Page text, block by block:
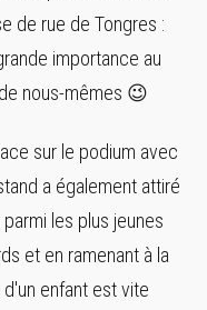
de rue de Tongres :
importance au
nous-mêmes 😉
sur le podium avec
a également attiré
les plus jeunes
et en ramenant à la
d'un enfant est vite